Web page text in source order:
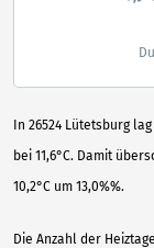
In 26524 Lütetsburg
bei 11,6°C. Damit
10,2°C um 13,0%%.
Die Anzahl der